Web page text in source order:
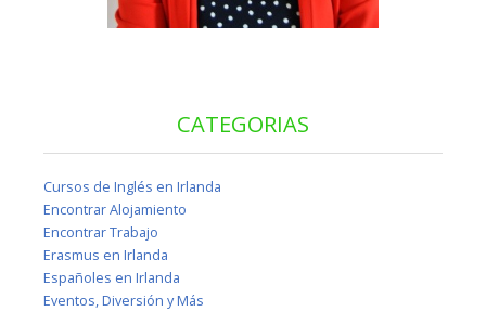
CATEGORIAS
Cursos de Inglés en Irlanda
Encontrar Alojamiento
Encontrar Trabajo
Erasmus en Irlanda
Españoles en Irlanda
Eventos, Diversión y Más